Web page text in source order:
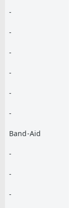
-
-
-
-
-
-
Band-Aid
-
-
-